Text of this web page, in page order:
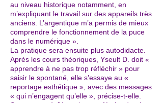
au niveau historique notamment, en
m’expliquant le travail sur des appareils très
anciens. L’argentique m’a permis de mieux
comprendre le fonctionnement de la puce
dans le numérique ».
La pratique sera ensuite plus autodidacte.
Après les cours théoriques, Yseult D. doit «
apprendre à ne pas trop réfléchir » pour
saisir le spontané, elle s’essaye au «
reportage esthétique », avec des messages
« qui n’engagent qu’elle », précise-t-elle.